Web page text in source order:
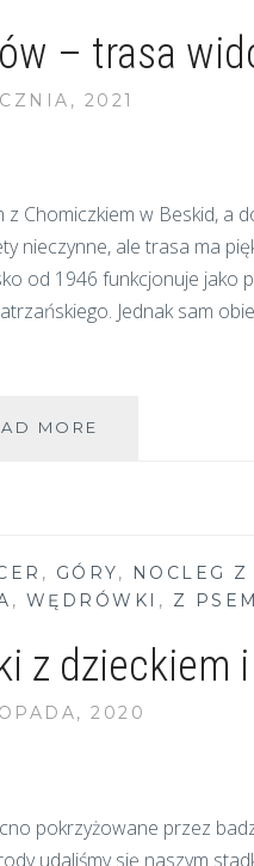
– trasa
2021
Chomiczkiem w Beskid, a
nieczynne, ale trasa ma
od 1946 funkcjonuje jako
Jednak sam
MORE
, GÓRY, NOCLEG Z
, WĘDRÓWKI , Z
z dzieckiem
2020
pokrzyżowane przez
udaliśmy się naszym